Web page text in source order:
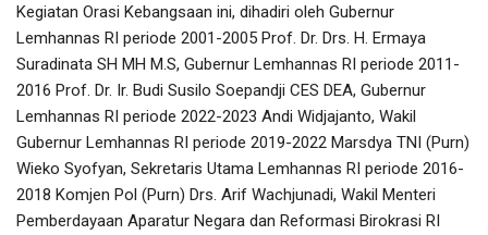
Kegiatan Orasi Kebangsaan ini, dihadiri oleh Gubernur
Lemhannas RI periode 2001-2005 Prof. Dr. Drs. H. Ermaya
Suradinata SH MH M.S, Gubernur Lemhannas RI periode 2011-
2016 Prof. Dr. Ir. Budi Susilo Soepandji CES DEA, Gubernur
Lemhannas RI periode 2022-2023 Andi Widjajanto, Wakil
Gubernur Lemhannas RI periode 2019-2022 Marsdya TNI (Purn)
Wieko Syofyan, Sekretaris Utama Lemhannas RI periode 2016-
2018 Komjen Pol (Purn) Drs. Arif Wachjunadi, Wakil Menteri
Pemberdayaan Aparatur Negara dan Reformasi Birokrasi RI